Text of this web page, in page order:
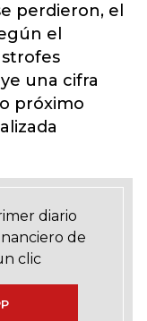
perdieron, el
el
una cifra
próximo
diario
de
clic